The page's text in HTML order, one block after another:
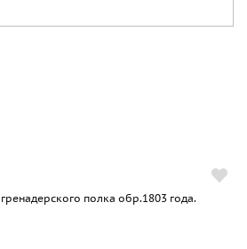
полка обр.1803 года.